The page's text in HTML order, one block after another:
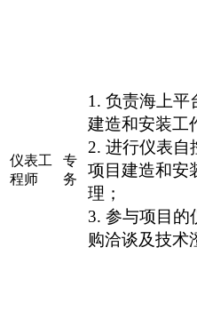
仪表工
程师
专
务
1. 负责海上平
建造和安装工
2. 进行仪表自
项目建造和安
理；
3. 参与项目的
购洽谈及技术